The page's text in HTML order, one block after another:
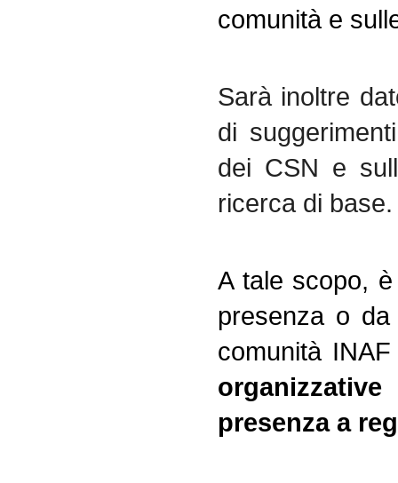
comunità e
Sarà inoltre
di
dei CSN e
ricerca di base.
A tale scopo,
presenza o
comunità
presenza a